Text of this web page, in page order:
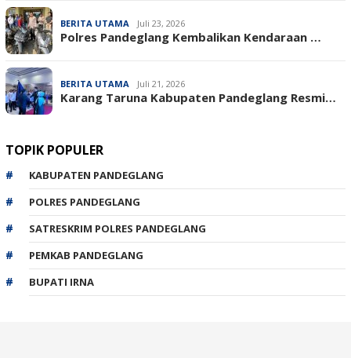
BERITA UTAMA Juli 23, 2026
‎Polres Pandeglang Kembalikan Kendaraan …
BERITA UTAMA Juli 21, 2026
Karang Taruna Kabupaten Pandeglang Resmi…
TOPIK POPULER
KABUPATEN PANDEGLANG
POLRES PANDEGLANG
SATRESKRIM POLRES PANDEGLANG
PEMKAB PANDEGLANG
BUPATI IRNA